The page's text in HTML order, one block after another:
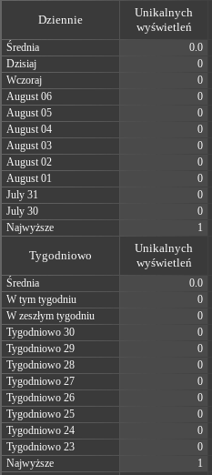
Dziennie
Unikalnych
wyświetleń
Średnia 0.0
Dzisiaj
0
Wczoraj
0
August 06
0
August 05
0
August 04
0
August 03
0
August 02
0
August 01
0
July 31
0
July 30
0
Najwyższe
1
Tygodniowo
Unikalnych
wyświetleń
Średnia 0.0
W tym tygodniu
0
W zeszłym tygodniu
0
Tygodniowo 30
0
Tygodniowo 29
0
Tygodniowo 28
0
Tygodniowo 27
0
Tygodniowo 26
0
Tygodniowo 25
0
Tygodniowo 24
0
Tygodniowo 23
0
Najwyższe
1